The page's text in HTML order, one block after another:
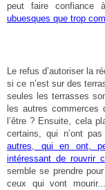
peut faire confiance
ubuesques que trop
Le refus d’autoriser la
si ce n’est sur des
seules les terrasses
les autres commerces
l’être ? Ensuite, cela
certains, qui n’ont
autres, qui en ont,
intéressant de rouvrir
semble se prendre
ceux qui vont